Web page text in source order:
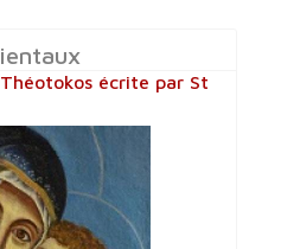
écrite par St